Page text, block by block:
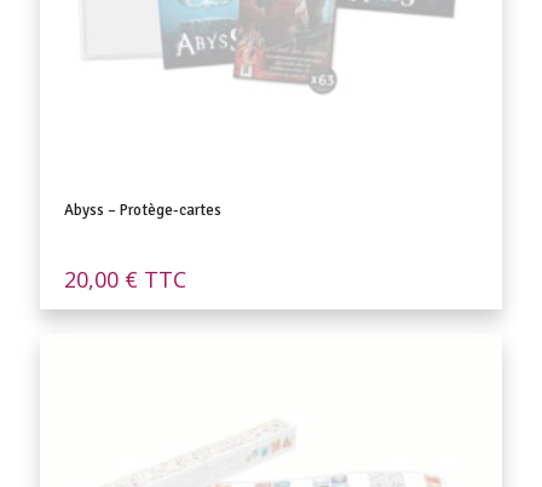
Abyss – Protège-cartes
20,00 € TTC